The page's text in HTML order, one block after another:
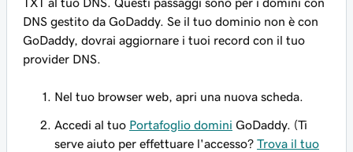
TXT
al tuo DNS. Questi passaggi sono per i domini con
DNS gestito da GoDaddy. Se il tuo dominio non è con
GoDaddy, dovrai aggiornare i tuoi record con il tuo
provider DNS.
Nel tuo browser web, apri una nuova scheda.
Accedi al tuo Portafoglio domini GoDaddy. (Ti
serve aiuto per effettuare l'accesso? Trova il tuo